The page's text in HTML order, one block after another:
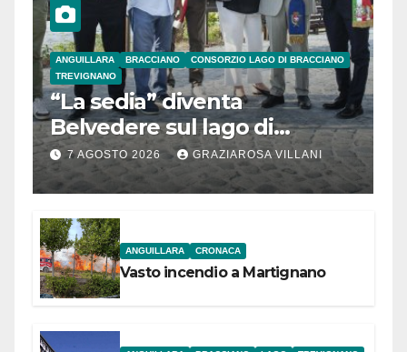
ANGUILLARA BRACCIANO
CONSORZIO LAGO DI BRACCIANO
TREVIGNANO
“La sedia” diventa
Belvedere sul lago di
Bracciano: ieri
l’inaugurazione
7 AGOSTO 2026 GRAZIAROSA VILLANI
ANGUILLARA CRONACA
Vasto incendio a Martignano